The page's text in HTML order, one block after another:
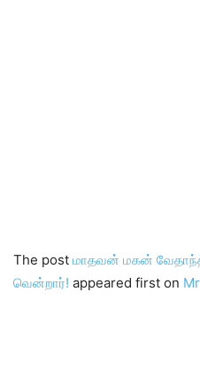
The post மாதவன் மகன்
வென்றார்! appeared first on